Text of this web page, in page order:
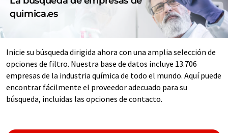
quimica.es
Inicie su búsqueda dirigida ahora con una amplia selección de
opciones de filtro. Nuestra base de datos incluye 13.706
empresas de la industria química de todo el mundo. Aquí puede
encontrar fácilmente el proveedor adecuado para su
búsqueda, incluidas las opciones de contacto.